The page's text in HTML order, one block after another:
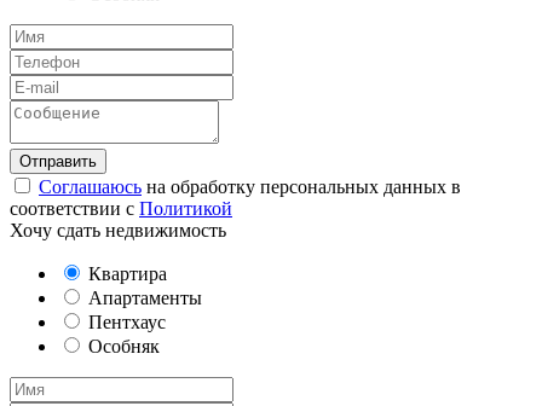
Соглашаюсь на обработку персональных данных в
соответствии с Политикой
Хочу сдать недвижимость
Квартира
Апартаменты
Пентхаус
Особняк